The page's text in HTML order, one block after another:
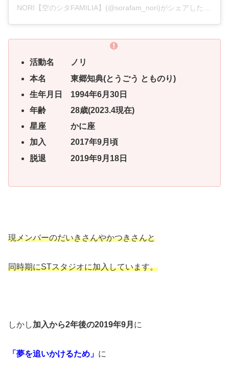
NORI【空のシタFAMILIA】(@sorafam_nori)がシェアした投稿
活動名 ノリ
本名 東郷知典(とうごう とものり)
生年月日 1994年6月30日
年齢 28歳(2023.4現在)
星座 かに座
加入 2017年9月頃
脱退 2019年9月18日
現メンバーのだいきさんやかつきさんと
同時期にSTスタジオに加入しています。
しかし加入から2年後の2019年9月 に
「夢を追いかけるため」 に